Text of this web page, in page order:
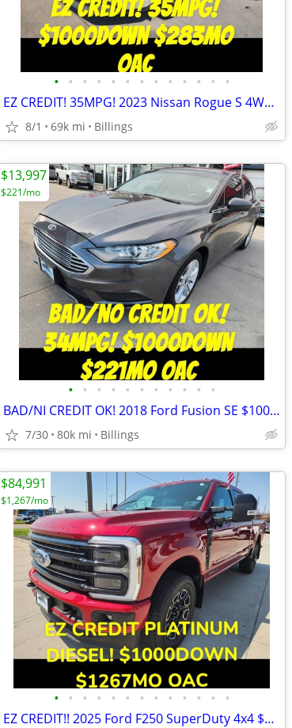
• • • • • • • • • • • • •
EZ CREDIT! 35MPG! 2023 Nissan Rogue S 4WD $1000Down $283MO OAC!
8/1 69k mi Billings
• • • • • • • • • • •
BAD/NI CREDIT OK! 2018 Ford Fusion SE $1000Down $221mo OAC
7/30 80k mi Billings
$13,997
$221/mo
• • • • • • • • • • • • •
EZ CREDIT!! 2025 Ford F250 SuperDuty 4x4 $1000Down $1267mo OAC
$84,991
$1,267/mo